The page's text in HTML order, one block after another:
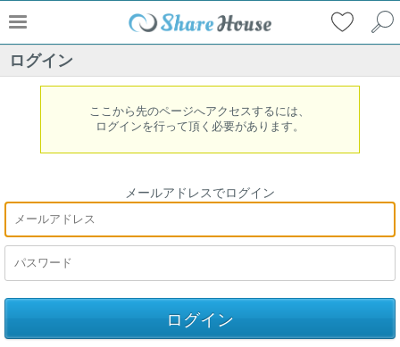
ログイン
ここから先のページへアクセスするには、
ログインを行って頂く必要があります。
メールアドレスでログイン